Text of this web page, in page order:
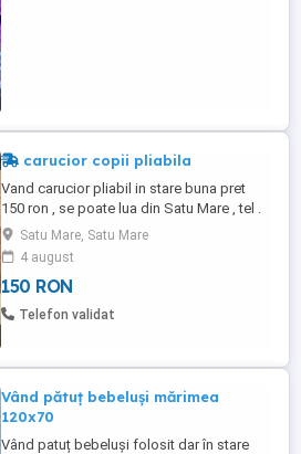
carucior copii pliabila
Vand carucior pliabil in stare buna pret
150 ron , se poate lua din Satu Mare , tel .
Satu Mare, Satu Mare
4 august
150 RON
Telefon validat
Vând pătuț bebeluși mărimea
120x70
Vând patuț bebeluși folosit dar în stare